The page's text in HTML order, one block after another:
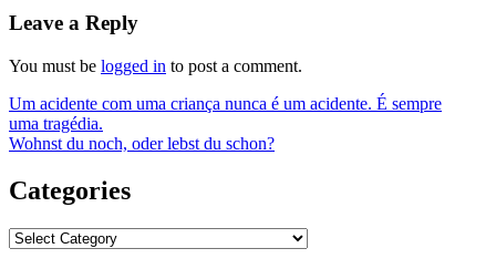
Leave a Reply
You must be logged in to post a comment.
Post
navigation
Um acidente com uma criança nunca é um acidente. É sempre
uma tragédia.
Wohnst du noch, oder lebst du schon?
Categories
Categories